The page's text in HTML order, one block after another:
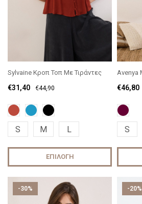
Sylvaine Κροπ Τοπ Με Τιράντες
€44,90
€31,40
S M L
ΕΠΙΛΟΓΉ
€46,80
S
-30% -20%